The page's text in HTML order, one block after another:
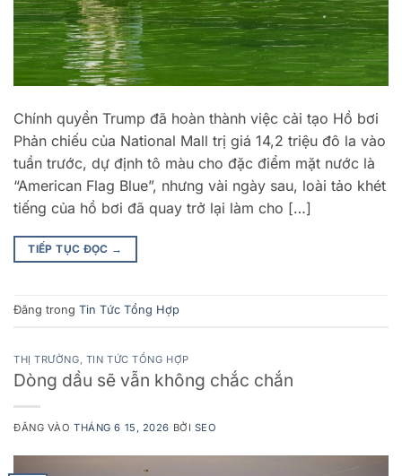
Chính quyền Trump đã hoàn thành việc cải tạo Hồ bơi
Phản chiếu của National Mall trị giá 14,2 triệu đô la vào
tuần trước, dự định tô màu cho đặc điểm mặt nước là
“American Flag Blue”, nhưng vài ngày sau, loài tảo khét
tiếng của hồ bơi đã quay trở lại làm cho […]
TIẾP TỤC ĐỌC →
Đăng trong Tin Tức Tổng Hợp
THỊ TRƯỜNG TIN TỨC TỔNG HỢP
Dòng dầu sẽ vẫn không chắc chắn
ĐĂNG VÀOTHÁNG 6 15, 2026 BỞI SEO